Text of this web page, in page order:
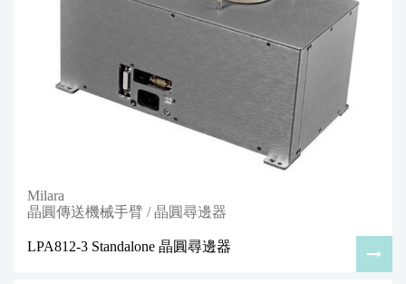
Milara
晶圓傳送機械手臂 / 晶圓尋邊器
LPA812-3 Standalone 晶圓尋邊器